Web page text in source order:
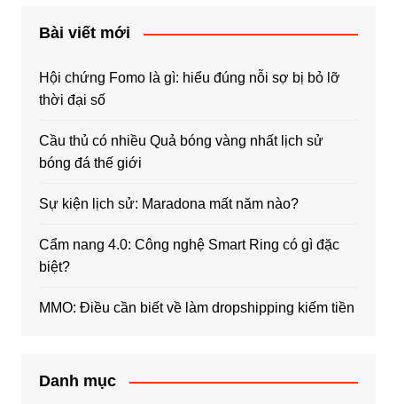
Bài viết mới
Hội chứng Fomo là gì: hiểu đúng nỗi sợ bị bỏ lỡ
thời đại số
Cầu thủ có nhiều Quả bóng vàng nhất lịch sử
bóng đá thế giới
Sự kiện lịch sử: Maradona mất năm nào?
Cẩm nang 4.0: Công nghệ Smart Ring có gì đặc
biệt?
MMO: Điều cần biết về làm dropshipping kiếm tiền
Danh mục